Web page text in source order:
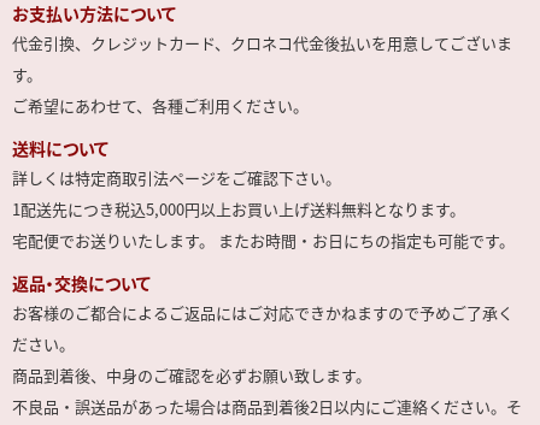
お支払い方法について
代金引換、クレジットカード、クロネコ代金後払いを用意してございま
す。
ご希望にあわせて、各種ご利用ください。
送料について
詳しくは特定商取引法ページをご確認下さい。
1配送先につき税込5,000円以上お買い上げ送料無料となります。
宅配便でお送りいたします。 またお時間・お日にちの指定も可能です。
返品・交換について
お客様のご都合によるご返品にはご対応できかねますので予めご了承く
ださい。
商品到着後、中身のご確認を必ずお願い致します。
不良品・誤送品があった場合は商品到着後2日以内にご連絡ください。そ